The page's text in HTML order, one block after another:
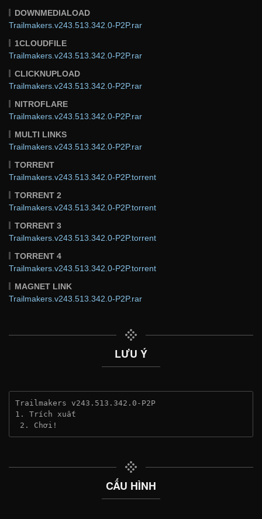
DOWNMEDIALOAD
Trailmakers.v243.513.342.0-P2P.rar
1CLOUDFILE
Trailmakers.v243.513.342.0-P2P.rar
CLICKNUPLOAD
Trailmakers.v243.513.342.0-P2P.rar
NITROFLARE
Trailmakers.v243.513.342.0-P2P.rar
MULTI LINKS
Trailmakers.v243.513.342.0-P2P.rar
TORRENT
Trailmakers.v243.513.342.0-P2P.torrent
TORRENT 2
Trailmakers.v243.513.342.0-P2P.torrent
TORRENT 3
Trailmakers.v243.513.342.0-P2P.torrent
TORRENT 4
Trailmakers.v243.513.342.0-P2P.torrent
MAGNET LINK
Trailmakers.v243.513.342.0-P2P.rar
LƯU Ý
Trailmakers v243.513.342.0-P2P
1. Trích xuất
2. Chơi!
CẤU HÌNH